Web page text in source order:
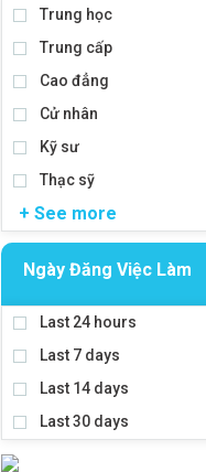
Trung học
Trung cấp
Cao đẳng
Cử nhân
Kỹ sư
Thạc sỹ
+ See more
Ngày Đăng Việc Làm
Last 24 hours
Last 7 days
Last 14 days
Last 30 days